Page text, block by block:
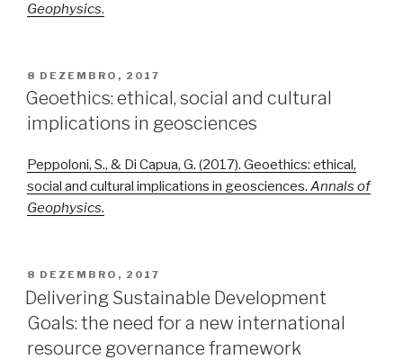
Geophysics.
PUBLICADO
EM
8 DEZEMBRO, 2017
Geoethics: ethical, social and cultural
implications in geosciences
Peppoloni, S., & Di Capua, G. (2017). Geoethics: ethical,
social and cultural implications in geosciences. Annals of
Geophysics.
PUBLICADO
EM
8 DEZEMBRO, 2017
Delivering Sustainable Development
Goals: the need for a new international
resource governance framework